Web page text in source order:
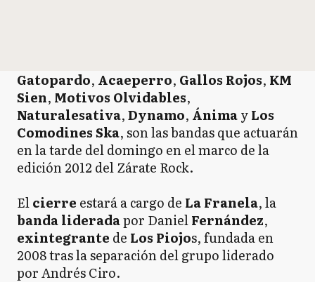
Gatopardo, Acaeperro, Gallos Rojos, KM
Sien, Motivos Olvidables,
Naturalesativa,Dynamo, ÁnimayLos
Comodines Ska, son las bandas que actuarán
en la tarde del domingo en el marco de la
edición 2012 del Zárate Rock.
Elcierre estará a cargo de La Franela, la
banda lideradapor DanielFernández,
exintegrante de Los Piojos, fundada en
2008 tras la separación del grupo liderado
por Andrés Ciro.